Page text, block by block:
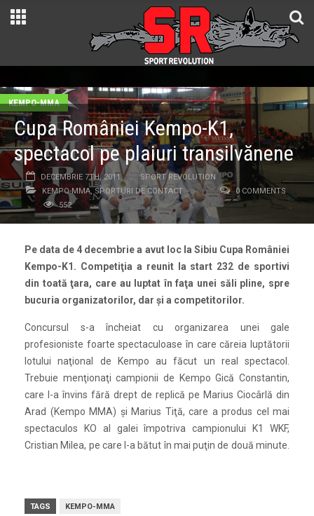
KEMPO-MMA
Cupa României Kempo-K1,
spectacol pe plaiuri transilvănene
DECEMBRIE 7TH, 2011
SPORT REVOLUTION
KEMPO-MMA, SPORTURI DE CONTACT
0 COMMENTS
552
Pe data de 4 decembrie a avut loc la Sibiu Cupa României
Kempo-K1. Competiţia a reunit la start 232 de sportivi
din toată ţara, care au luptat în faţa unei săli pline, spre
bucuria organizatorilor, dar şi a competitorilor.
Concursul s-a încheiat cu organizarea unei gale
profesioniste foarte spectaculoase în care căreia luptătorii
lotului naţional de Kempo au făcut un real spectacol.
Trebuie menţionaţi campionii de Kempo Gică Constantin,
care l-a învins fără drept de replică pe Marius Ciocârlă din
Arad (Kempo MMA) şi Marius Tiţă, care a produs cel mai
spectaculos KO al galei împotriva campionului K1 WKF,
Cristian Milea, pe care l-a bătut în mai puţin de două minute.
TAGS KEMPO-MMA